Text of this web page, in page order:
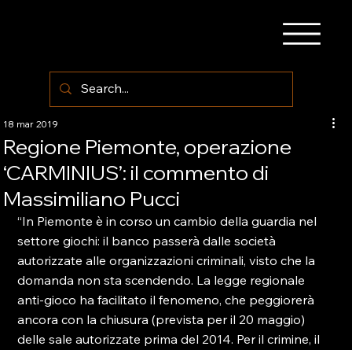
Regione Piemonte, operazione
‘CARMINIUS’: il commento di
Massimiliano Pucci
18 mar 2019
“In Piemonte è in corso un cambio della guardia nel
settore giochi: il banco passerà dalle società
autorizzate alle organizzazioni criminali, visto che la
domanda non sta scendendo. La legge regionale
anti-gioco ha facilitato il fenomeno, che peggiorerà
ancora con la chiusura (prevista per il 20 maggio)
delle sale autorizzate prima del 2014. Per il crimine, il